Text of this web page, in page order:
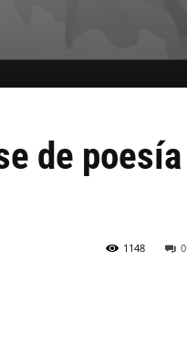
de poesía
0
1148